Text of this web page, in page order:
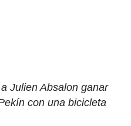
Julien Absalon ganar
con una bicicleta